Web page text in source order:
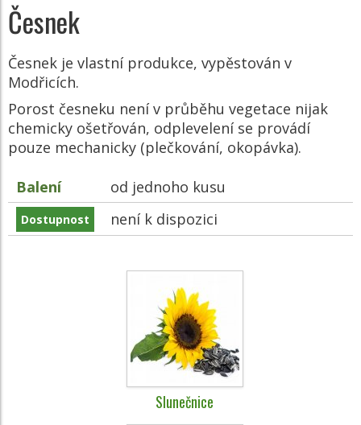
Česnek
Česnek je vlastní produkce, vypěstován v
Modřicích.
Porost česneku není v průběhu vegetace nijak
chemicky ošetřován, odplevelení se provádí
pouze mechanicky (plečkování, okopávka).
Balení od jednoho kusu
Dostupnost není k dispozici
Slunečnice